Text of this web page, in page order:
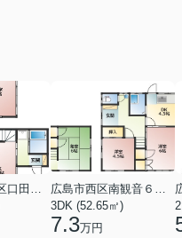
広島市安佐北区口田１丁目
広島市西区南観音６丁目
3DK (52.65㎡)
7.3万円